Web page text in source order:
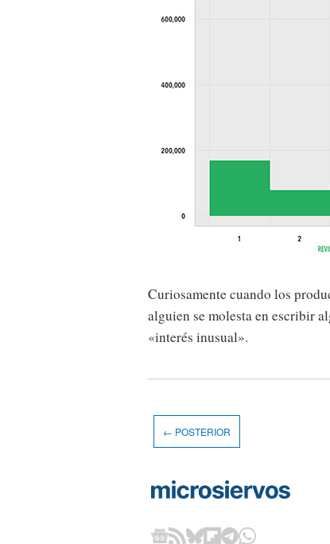
Curiosamente cuando los
alguien se molesta en escribir
«interés inusual».
← POSTERIOR